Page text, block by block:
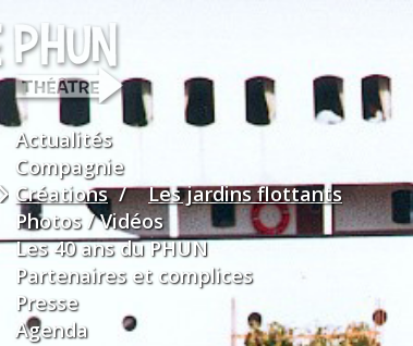
Actualités
Compagnie
Créations /
Les jardins flottants
Photos / Vidéos
Les 40 ans du PHUN
Partenaires et complices
Presse
Agenda